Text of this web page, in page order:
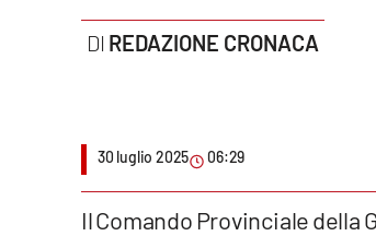
Parchi Marini Calabria
Imprese Di Calabria
REDAZIONE CRONACA
30 luglio 2025 06:29
Il Comando Provinciale della